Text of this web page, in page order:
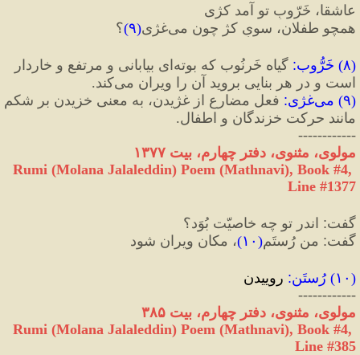
عاشقا، خَرّوبِ تو آمد کژی
همچو طفلان، سویِ کژ چون می‌غژی
(۹)؟
(۸) خَرُّوب:
است و در هر بنایی بروید آن را ویران می‌کند.
(۹) می‌غژی :
مانند حرکت خزندگان و اطفال.
------------
مولوی، مثنوی، دفتر چهارم، بیت ۱۳۷۷
Rumi (Molana Jalaleddin) Poem (Mathnavi), Book #4,
Line #1377
گفت: اندر تو چه خاصیّت بُوَد؟
گفت: من رُستَم( ۱۰)، مکان ویران شود
( ۱۰) رُستَن: روییدن
------------
مولوی، مثنوی، دفتر چهارم، بیت ۳۸۵
Rumi (Molana Jalaleddin) Poem (Mathnavi), Book #4,
Line #385